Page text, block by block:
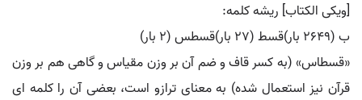
[ویکی الکتاب] ریشه کلمه:
ب (۲۶۴۹ بار)قسط (۲۷ بار)قسطس (۲ بار)
«قسطاس» (به کسر قاف و ضم آن بر وزن مقیاس و گاهی هم بر وزن
قرآن نیز استعمال شده) به معنای ترازو است، بعضی آن را کلمه ای